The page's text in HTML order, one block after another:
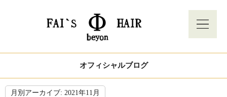
オフィシャルブログ
月別アーカイブ: 2021年11月